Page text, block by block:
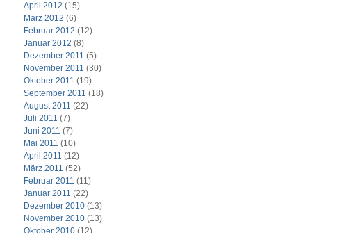
April 2012 (15)
März 2012 (6)
Februar 2012 (12)
Januar 2012 (8)
Dezember 2011 (5)
November 2011 (30)
Oktober 2011 (19)
September 2011 (18)
August 2011 (22)
Juli 2011 (7)
Juni 2011 (7)
Mai 2011 (10)
April 2011 (12)
März 2011 (52)
Februar 2011 (11)
Januar 2011 (22)
Dezember 2010(13)
November 2010(13)
Oktober 2010(12)